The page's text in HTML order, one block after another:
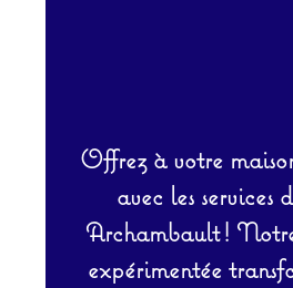
Offrez à votre
avec les services
Archambault !
expérimentée